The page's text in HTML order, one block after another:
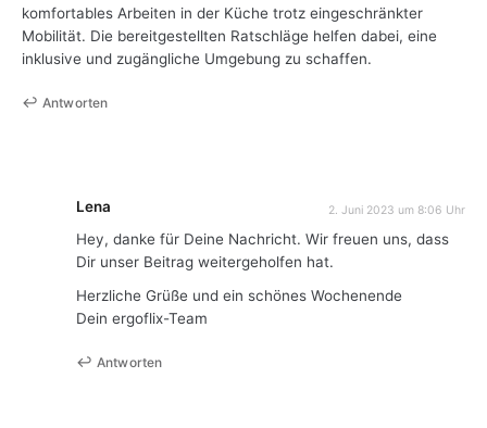
komfortables Arbeiten in der Küche trotz eingeschränkter
Mobilität. Die bereitgestellten Ratschläge helfen dabei, eine
inklusive und zugängliche Umgebung zu schaffen.
Antworten
Lena 2. Juni 2023 um 8:06 Uhr
Hey, danke für Deine Nachricht. Wir freuen uns, dass
Dir unser Beitrag weitergeholfen hat.
Herzliche Grüße und ein schönes Wochenende
Dein ergoflix-Team
Antworten